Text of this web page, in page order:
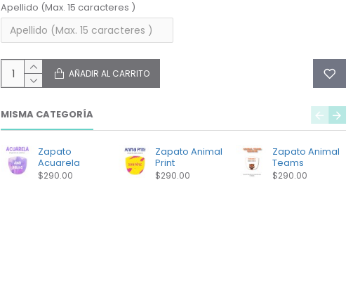
Apellido (Max. 15 caracteres )
AÑADIR AL CARRITO
MISMA CATEGORÍA
Zapato
Acuarela
$290.00
Zapato Animal
Print
$290.00
Zapato Animal
Teams
$290.00